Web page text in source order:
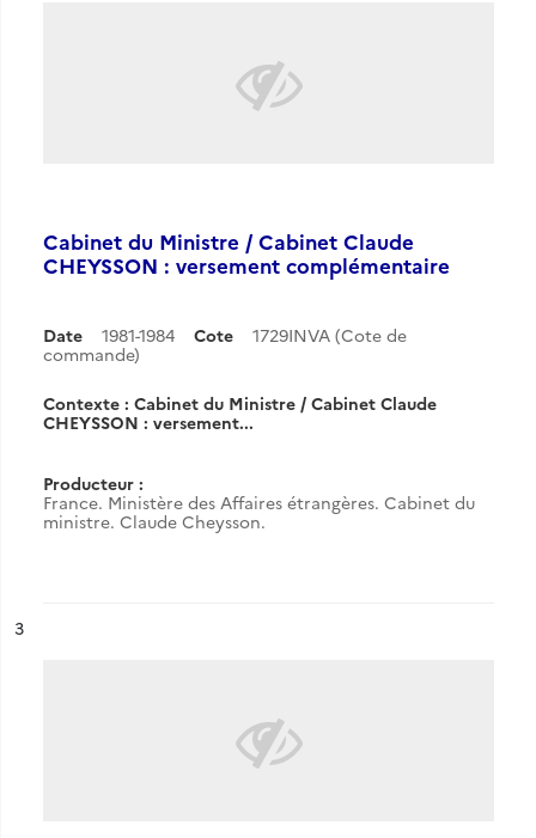
Cabinet du Ministre / Cabinet Claude
CHEYSSON : versement complémentaire
Date 1981-1984 Cote
1729INVA (Cote de
commande)
Contexte : Cabinet du Ministre / Cabinet Claude
CHEYSSON : versement...
Producteur :
France. Ministère des Affaires étrangères. Cabinet du
ministre. Claude Cheysson.
n°
3